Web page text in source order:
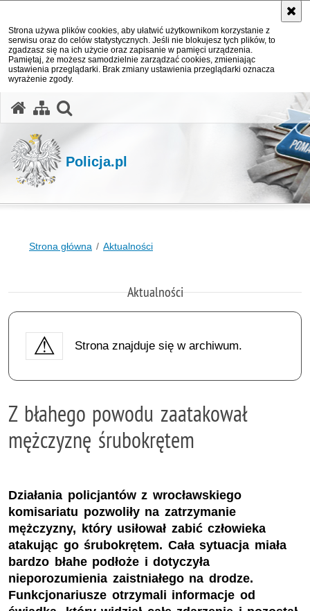
Strona używa plików cookies, aby ułatwić użytkownikom korzystanie z
serwisu oraz do celów statystycznych. Jeśli nie blokujesz tych plików, to
zgadzasz się na ich użycie oraz zapisanie w pamięci urządzenia.
Pamiętaj, że możesz samodzielnie zarządzać cookies, zmieniając
ustawienia przeglądarki. Brak zmiany ustawienia przeglądarki oznacza
wyrażenie zgody.
Policja.pl
Strona główna Aktualności
Aktualności
Strona znajduje się w archiwum.
Z błahego powodu zaatakował
mężczyznę śrubokrętem
Działania policjantów z wrocławskiego
komisariatu pozwoliły na zatrzymanie
mężczyzny, który usiłował zabić człowieka
atakując go śrubokrętem. Cała sytuacja miała
bardzo błahe podłoże i dotyczyła
nieporozumienia zaistniałego na drodze.
Funkcjonariusze otrzymali informacje od